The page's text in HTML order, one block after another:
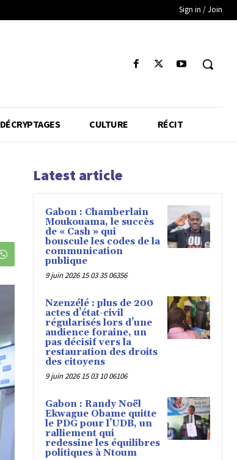
Sign in / Join
DÉCRYPTAGES CULTURE RÉCIT
Latest article
Gabon : Chamberlain
Moukouama, le succès
de « Cash » qui
bouscule les codes de la
communication
publique
9 juin 2026 15 03 35 06356
Nzenzélé : plus de 200
actes d’état-civil
régularisés lors d’une
audience foraine, un
pas décisif vers la
restauration des droits
des citoyens
9 juin 2026 15 03 10 06106
Gabon : Randy Noël
Ekwague Obame quitte
le PDG pour l’UDB, un
ralliement qui
redessine les équilibres
politiques à Ntoum